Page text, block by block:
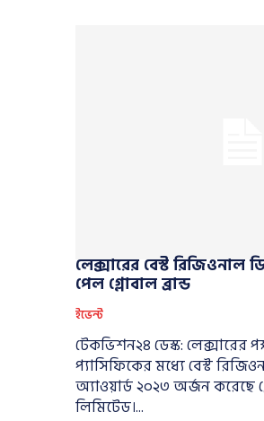
লেক্সারের বেস্ট রিজিওনাল
পেল গ্লোবাল ব্রান্ড
ইভেন্ট
টেকভিশন২৪ ডেস্ক: লেক্সারের
প্যাসিফিকের মধ্যে বেস্ট
অ্যাওয়ার্ড ২০২৩ অর্জন করেছে
লিমিটেড।...